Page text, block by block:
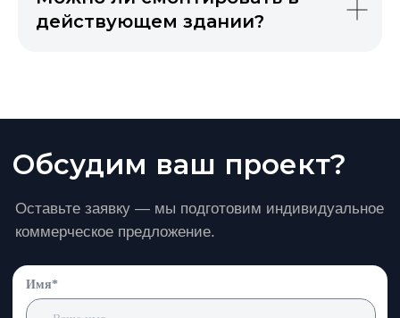
действующем здании?